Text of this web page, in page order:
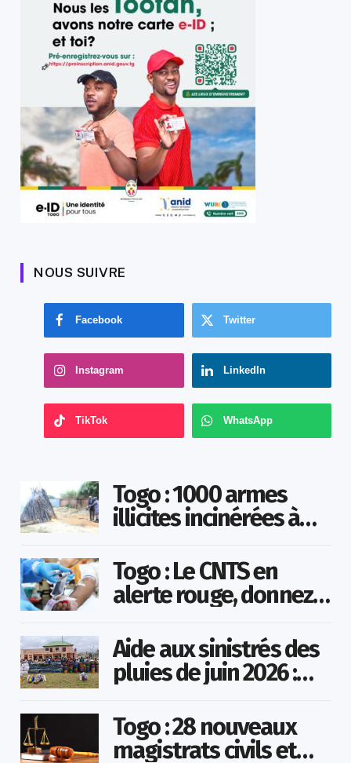
NOUS SUIVRE
Facebook Twitter
Instagram LinkedIn
TikTok WhatsApp
Togo : 1000 armes
illicites incinérées à
Togo : Le CNTS en
alerte rouge, donnez
sauver des vies !
Aide aux sinistrés des
pluies de juin 2026 :
des opérations à
Kotokoli-zongo
Togo : 28 nouveaux
magistrats civils et